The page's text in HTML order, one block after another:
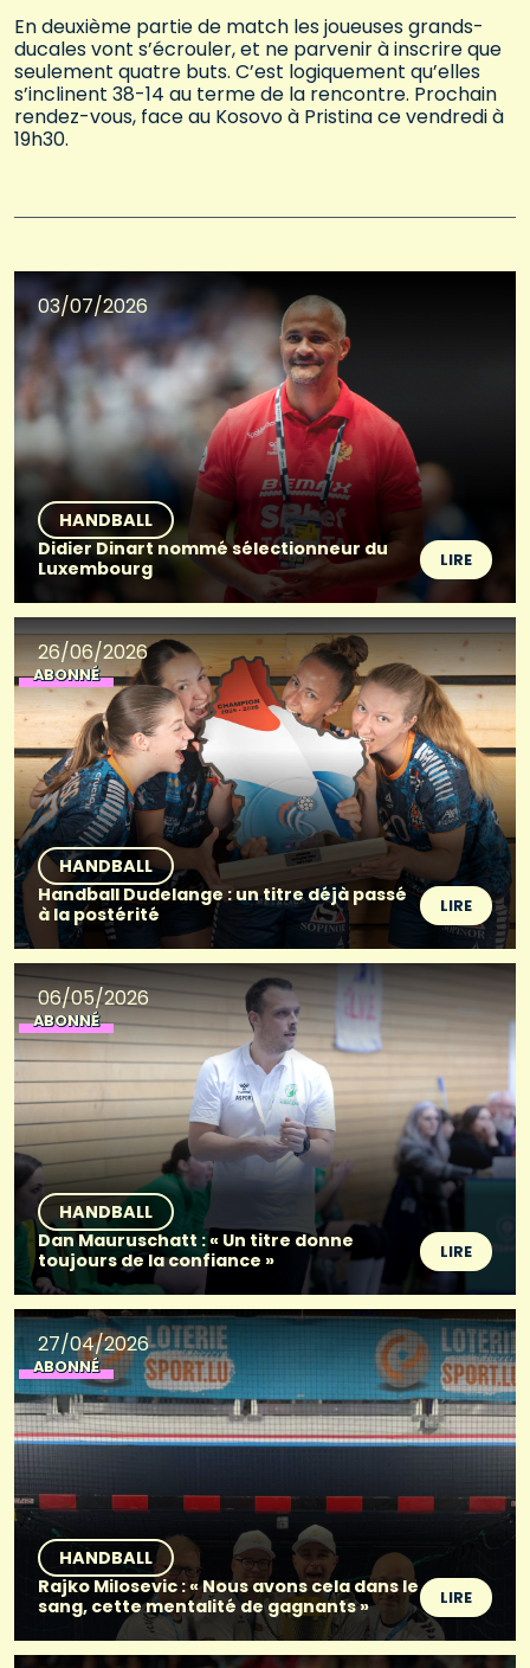
En deuxième partie de match les joueuses grands-
ducales vont s’écrouler, et ne parvenir à inscrire que
seulement quatre buts. C’est logiquement qu’elles
s’inclinent 38-14 au terme de la rencontre. Prochain
rendez-vous, face au Kosovo à Pristina ce vendredi à
19h30.
03/07/2026
HANDBALL
Didier Dinart nommé sélectionneur du
Luxembourg
LIRE
26/06/2026
ABONNÉ
HANDBALL
Handball Dudelange : un titre déjà passé
à la postérité
LIRE
06/05/2026
ABONNÉ
HANDBALL
Dan Mauruschatt : « Un titre donne
toujours de la confiance »
LIRE
27/04/2026
ABONNÉ
HANDBALL
Rajko Milosevic : « Nous avons cela dans le
sang, cette mentalité de gagnants »
LIRE